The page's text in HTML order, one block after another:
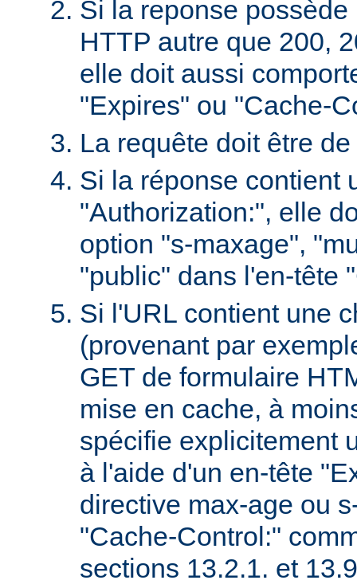
Si la reponse
HTTP autre que 200,
elle doit aussi
"Expires" ou "Cache-
La requête doit être
Si la réponse contient
"Authorization:", elle
option "s-maxage",
"public" dans l'en-tête
Si l'URL contient une
(provenant par
GET de formulaire
mise en cache, à
spécifie explicitement
à l'aide d'un en-tête
directive max-age ou
"Cache-Control:"
sections 13.2.1. et